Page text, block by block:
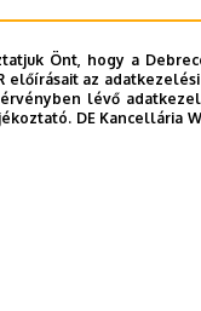
Önt, hogy a
előírásait az
lévő
DE Kancellária